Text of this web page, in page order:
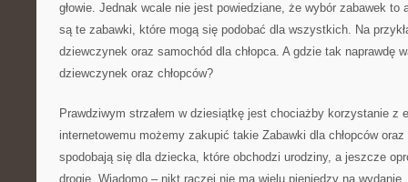
głowie. Jednak wcale nie jest powiedziane, że wybór zabawek to
są te zabawki, które mogą się podobać dla wszystkich. Na
dziewczynek oraz samochód dla chłopca. A gdzie tak naprawdę
dziewczynek oraz chłopców?
Prawdziwym strzałem w dziesiątkę jest chociażby korzystanie z
internetowemu możemy zakupić takie Zabawki dla chłopców
spodobają się dla dziecka, które obchodzi urodziny, a jeszcze
drogie. Wiadomo – nikt raczej nie ma wielu pieniędzy na